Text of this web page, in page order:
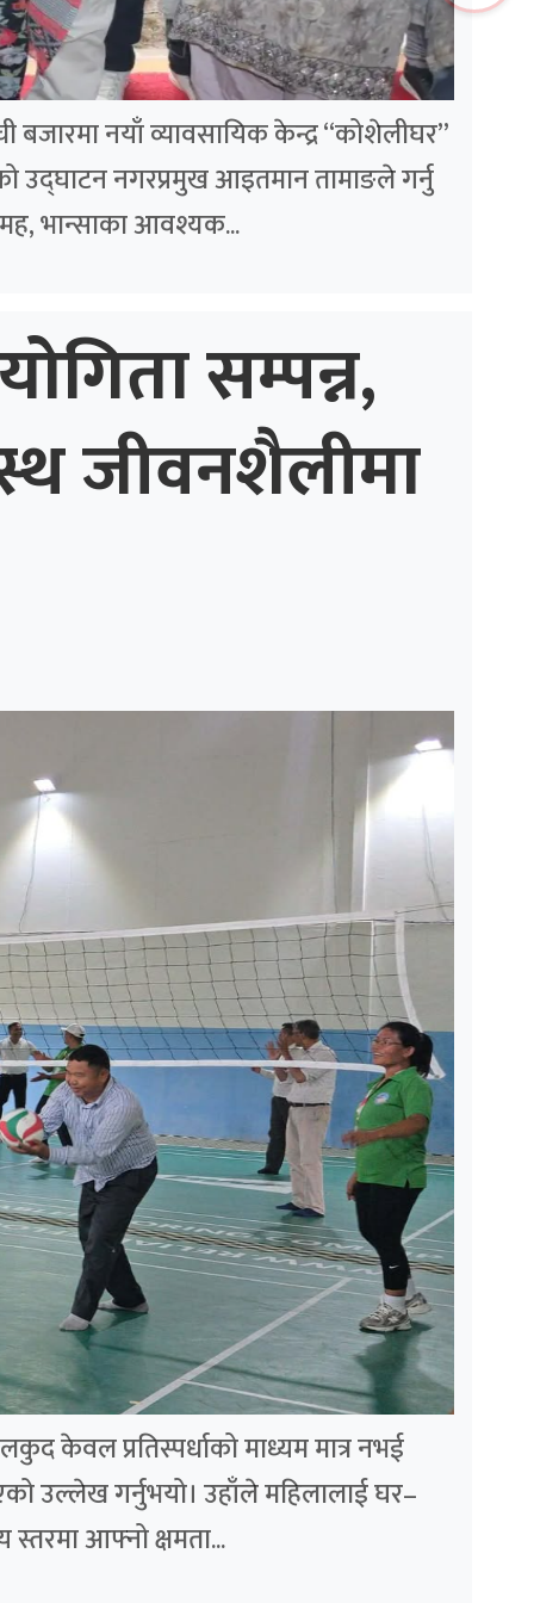
बजारमा नयाँ व्यावसायिक केन्द्र “कोशेलीघर”
उद्घाटन नगरप्रमुख आइतमान तामाङले गर्नु
भान्साका आवश्यक...
सम्पन्न,
जीवनशैलीमा
केवल प्रतिस्पर्धाको माध्यम मात्र नभई
उल्लेख गर्नुभयो। उहाँले महिलालाई घर–
स्तरमा आफ्नो क्षमता...